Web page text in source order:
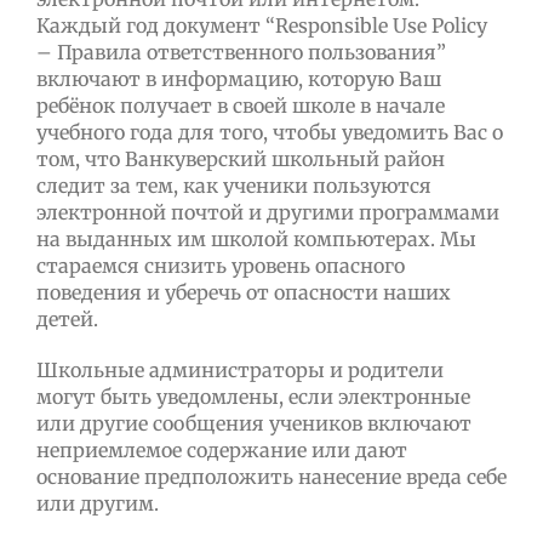
Каждый год документ “Responsible Use Policy
– Правила ответственного пользования”
включают в информацию, которую Ваш
ребёнок получает в своей школе в начале
учебного года для того, чтобы уведомить Вас о
том, что Ванкуверский школьный район
следит за тем, как ученики пользуются
электронной почтой и другими программами
на выданных им школой компьютерах. Мы
стараемся снизить уровень опасного
поведения и уберечь от опасности наших
детей.
Школьные администраторы и родители
могут быть уведомлены, если электронные
или другие сообщения учеников включают
неприемлемое содержание или дают
основание предположить нанесение вреда себе
или другим.